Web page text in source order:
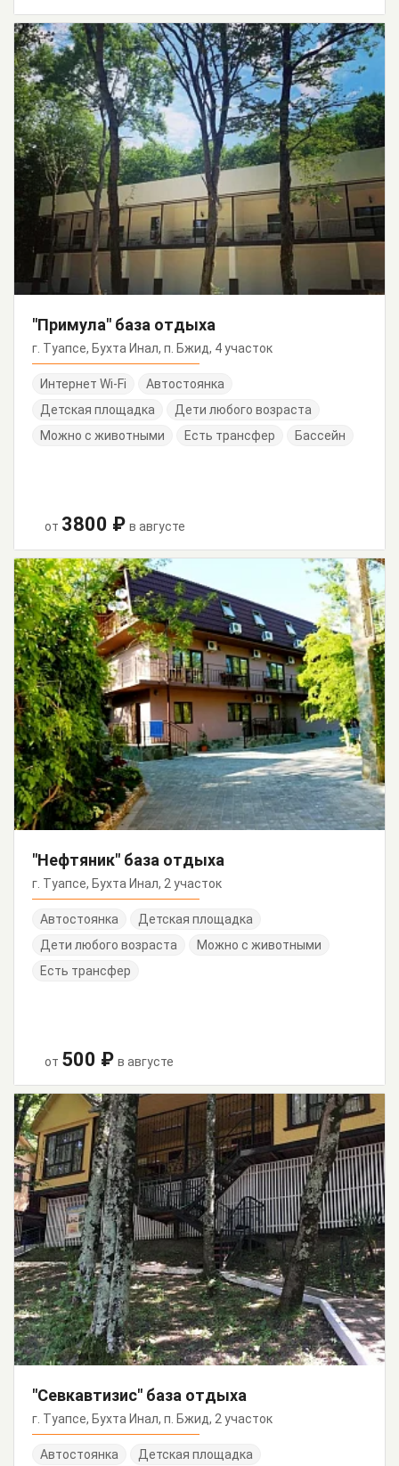
"Примула" база отдыха
г. Туапсе, Бухта Инал, п. Бжид, 4 участок
Интернет Wi-Fi
Автостоянка
Детская площадка
Дети любого возраста
Можно с животными
Есть трансфер Бассейн
от 3800 ₽ в августе
"Нефтяник" база отдыха
г. Туапсе, Бухта Инал, 2 участок
Автостоянка
Детская площадка
Дети любого возраста
Можно с животными
Есть трансфер
от 500 ₽ в августе
"Севкавтизис" база отдыха
г. Туапсе, Бухта Инал, п. Бжид, 2 участок
Автостоянка
Детская площадка